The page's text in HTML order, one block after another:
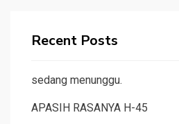
Recent Posts
sedang menunggu.
APASIH RASANYA H-45